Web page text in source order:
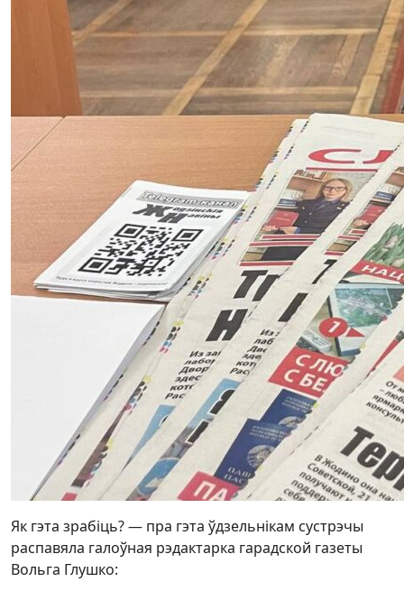
Як гэта зрабіць? — пра гэта ўдзельнікам сустрэчы
распавяла галоўная рэдактарка гарадской газеты
Вольга Глушко: